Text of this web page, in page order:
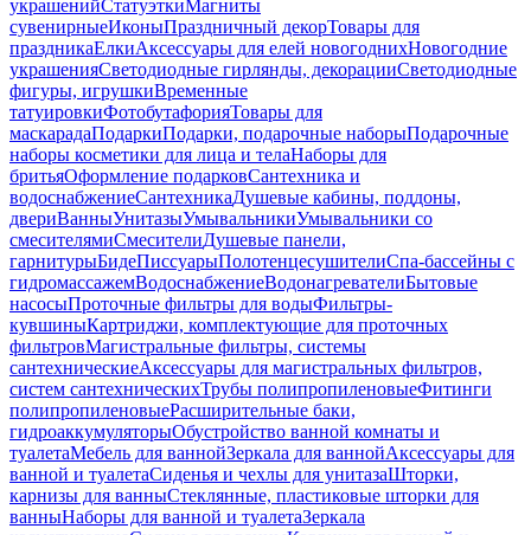
украшенийСтатуэткиМагниты
сувенирныеИконыПраздничный декорТовары для
праздникаЕлкиАксессуары для елей новогоднихНовогодние
украшенияСветодиодные гирлянды, декорацииСветодиодные
фигуры, игрушкиВременные
татуировкиФотобутафорияТовары для
маскарадаПодаркиПодарки, подарочные наборыПодарочные
наборы косметики для лица и телаНаборы для
бритьяОформление подарковСантехника и
водоснабжениеСантехникаДушевые кабины, поддоны,
двериВанныУнитазыУмывальникиУмывальники со
смесителямиСмесителиДушевые панели,
гарнитурыБидеПиссуарыПолотенцесушителиСпа-бассейны с
гидромассажемВодоснабжениеВодонагревателиБытовые
насосыПроточные фильтры для водыФильтры-
кувшиныКартриджи, комплектующие для проточных
фильтровМагистральные фильтры, системы
сантехническиеАксессуары для магистральных фильтров,
систем сантехническихТрубы полипропиленовыеФитинги
полипропиленовыеРасширительные баки,
гидроаккумуляторыОбустройство ванной комнаты и
туалетаМебель для ваннойЗеркала для ваннойАксессуары для
ванной и туалетаСиденья и чехлы для унитазаШторки,
карнизы для ванныСтеклянные, пластиковые шторки для
ванныНаборы для ванной и туалетаЗеркала